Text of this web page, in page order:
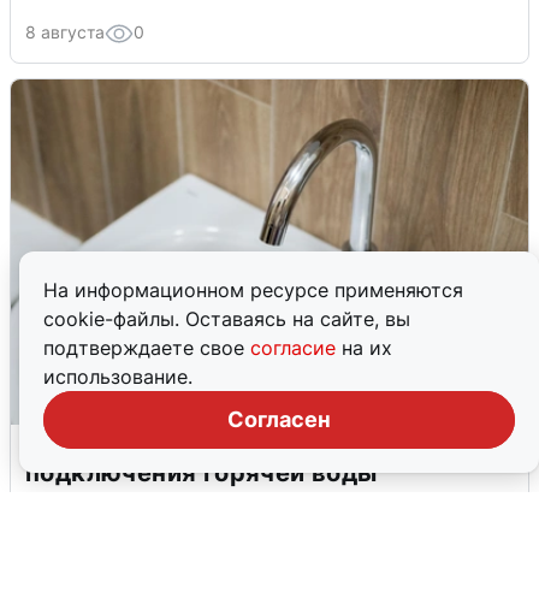
На информационном ресурсе применяются
cookie-файлы. Оставаясь на сайте, вы
подтверждаете свое согласие на их
использование.
Согласен
8 августа 0
В Архангельске перенесли сроки
подключения горячей воды